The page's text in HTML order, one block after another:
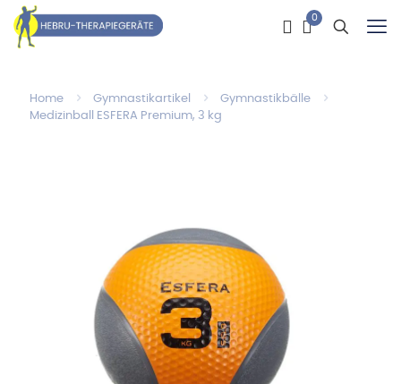
0
Home Gymnastikartikel
Gymnastikbälle
Medizinball ESFERA Premium, 3 kg